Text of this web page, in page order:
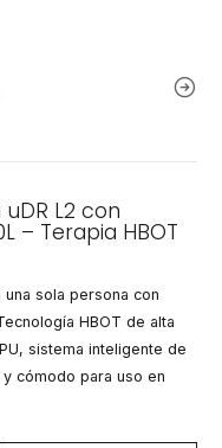
L2 con
– Terapia HBOT
una sola persona con
HBOT de alta
sistema inteligente de
cómodo para uso en